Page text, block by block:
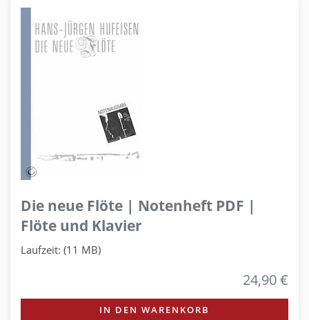
Die neue Flöte | Notenheft PDF |
Flöte und Klavier
Laufzeit: (11 MB)
24,90 €
IN DEN WARENKORB